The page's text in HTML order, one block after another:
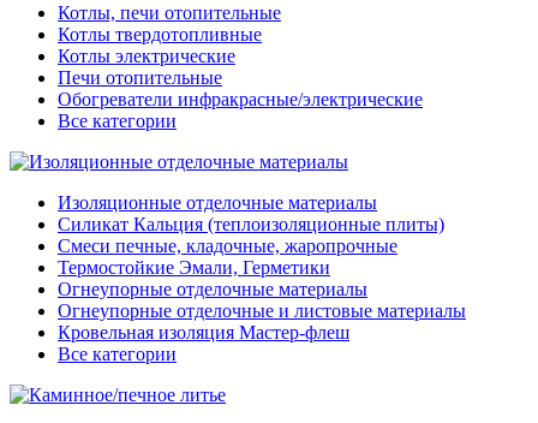
Котлы, печи отопительные
Котлы твердотопливные
Котлы электрические
Печи отопительные
Обогреватели инфракрасные/электрические
Все категории
Изоляционные отделочные материалы
Силикат Кальция (теплоизоляционные плиты)
Смеси печные, кладочные, жаропрочные
Термостойкие Эмали, Герметики
Огнеупорные отделочные материалы
Огнеупорные отделочные и листовые материалы
Кровельная изоляция Мастер-флеш
Все категории